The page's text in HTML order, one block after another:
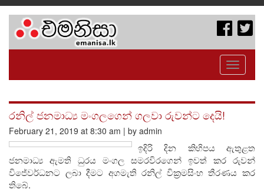
Toggle
රනිල් ජනමාධ්‍ය මංගලගෙන් ගලවා රුවන්ට දෙයි!
February 21, 2019 at 8:30 am | by admin
ඉදිරි දින කිහිපය ඇතුළත
ජනමාධ්‍ය ඇමති ධුරය මංගල සමරවිරගෙන් ඉවත් කර රුවන්
විජේවර්ධනට ලබා දීමට අගමැති රනිල් වික්‍රමසිංහ තීරණය කර
තිබේ.